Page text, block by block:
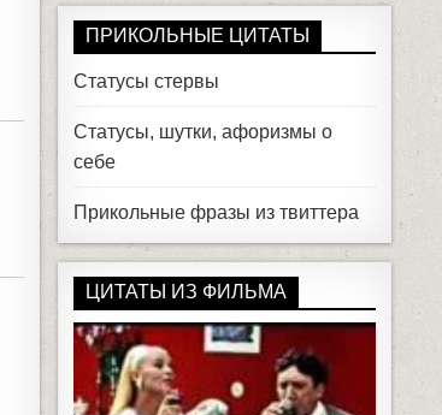
ПРИКОЛЬНЫЕ ЦИТАТЫ
ЦИТАТЫ ИЗ ФИЛЬМА